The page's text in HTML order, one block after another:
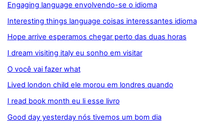
Engaging language envolvendo-se o idioma
Interesting things language coisas interessantes idioma
Hope arrive esperamos chegar perto das duas horas
I dream visiting italy eu sonho em visitar
O você vai fazer what
Lived london child ele morou em londres quando
I read book month eu li esse livro
Good day yesterday nós tivemos um bom dia